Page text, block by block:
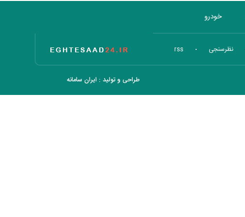
خودرو
تاریخ اقتصادنظرسنجی rss
طراحی و تولید : ایران سامانه